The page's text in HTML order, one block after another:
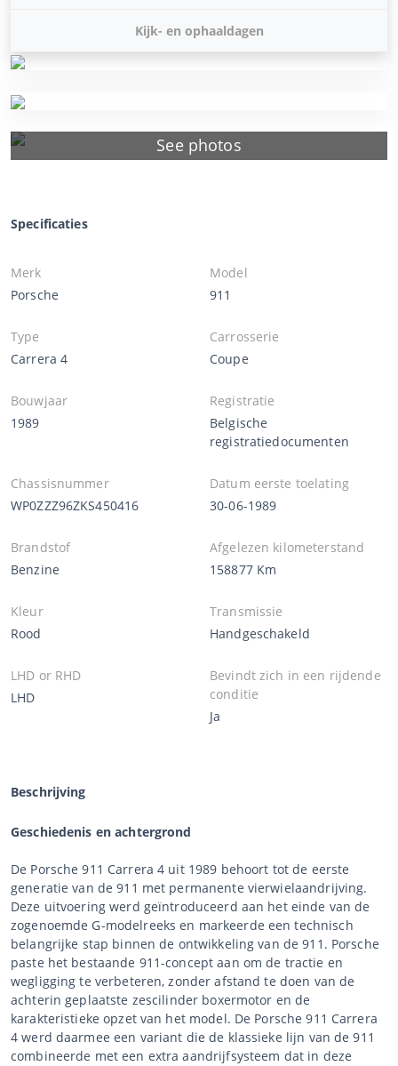
See photos
Kijk- en ophaaldagen
Specificaties
Merk
Porsche
Model
911
Type
Carrera 4
Carrosserie
Coupe
Bouwjaar
1989
Registratie
Belgische
registratiedocumenten
Chassisnummer
WP0ZZZ96ZKS450416
Datum eerste toelating
30-06-1989
Brandstof
Benzine
Afgelezen kilometerstand
158877 Km
Kleur
Rood
Transmissie
Handgeschakeld
LHD or RHD
LHD
Bevindt zich in een rijdende
conditie
Ja
Beschrijving
Geschiedenis en achtergrond
De Porsche 911 Carrera 4 uit 1989 behoort tot de eerste
generatie van de 911 met permanente vierwielaandrijving.
Deze uitvoering werd geïntroduceerd aan het einde van de
zogenoemde G-modelreeks en markeerde een technisch
belangrijke stap binnen de ontwikkeling van de 911. Porsche
paste het bestaande 911-concept aan om de tractie en
wegligging te verbeteren, zonder afstand te doen van de
achterin geplaatste zescilinder boxermotor en de
karakteristieke opzet van het model. De Porsche 911 Carrera
4 werd daarmee een variant die de klassieke lijn van de 911
combineerde met een extra aandrijfsysteem dat in deze